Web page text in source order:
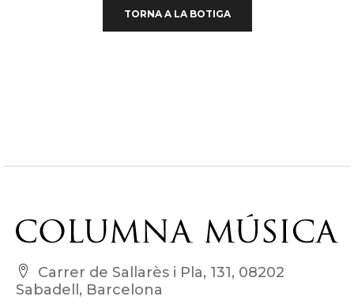
TORNA A LA BOTIGA
Carrer de Sallarès i Pla, 131, 08202
Sabadell, Barcelona